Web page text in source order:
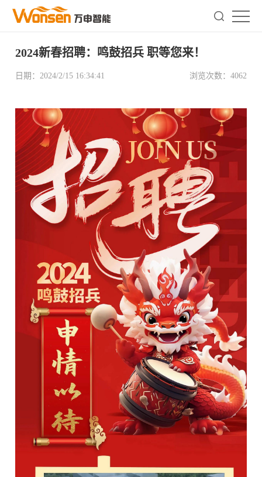
2024新春招聘：鸣鼓招兵 职等您来！
日期：2024/2/15 16:34:41 浏览次数： 4062